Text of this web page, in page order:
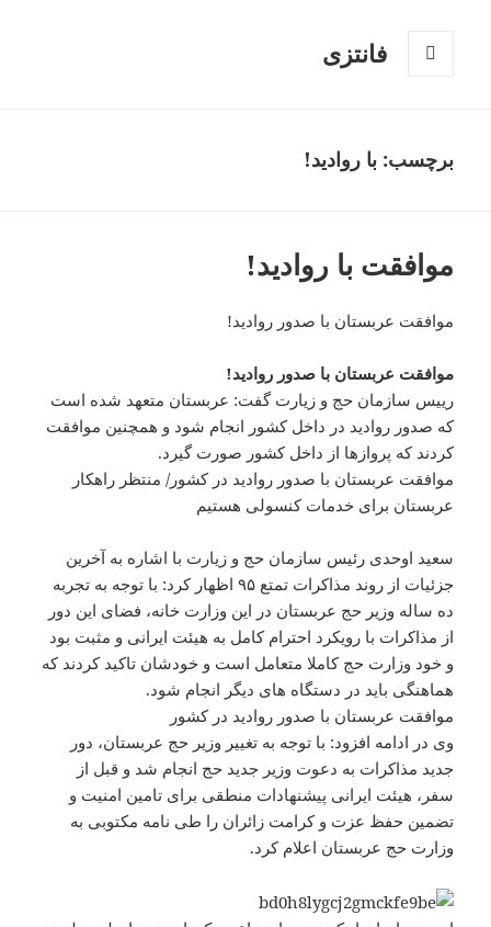
فانتزی
برچسب: با روادید!
موافقت با روادید!
موافقت عربستان با صدور روادید!
موافقت عربستان با صدور روادید!
رییس سازمان حج و زیارت گفت: عربستان متعهد شده است
که صدور روادید در داخل کشور انجام شود و همچنین موافقت
کردند که پروازها از داخل کشور صورت گیرد.
موافقت عربستان با صدور روادید در کشور/ منتظر راهکار
عربستان برای خدمات کنسولی هستیم
سعید اوحدی رئیس سازمان حج و زیارت با اشاره به آخرین
جزئیات از روند مذاکرات تمتع ۹۵ اظهار کرد: با توجه به تجربه
ده ساله وزیر حج عربستان در این وزارت خانه، فضای این دور
از مذاکرات با رویکرد احترام کامل به هیئت ایرانی و مثبت بود
و خود وزارت حج کاملا متعامل است و خودشان تاکید کردند که
هماهنگی باید در دستگاه های دیگر انجام شود.
موافقت عربستان با صدور روادید در کشور
وی در ادامه افزود: با توجه به تغییر وزیر حج عربستان، دور
جدید مذاکرات به دعوت وزیر جدید حج انجام شد و قبل از
سفر، هیئت ایرانی پیشنهادات منطقی برای تامین امنیت و
تضمین حفظ عزت و کرامت زائران را طی نامه مکتوبی به
وزارت حج عربستان اعلام کرد.